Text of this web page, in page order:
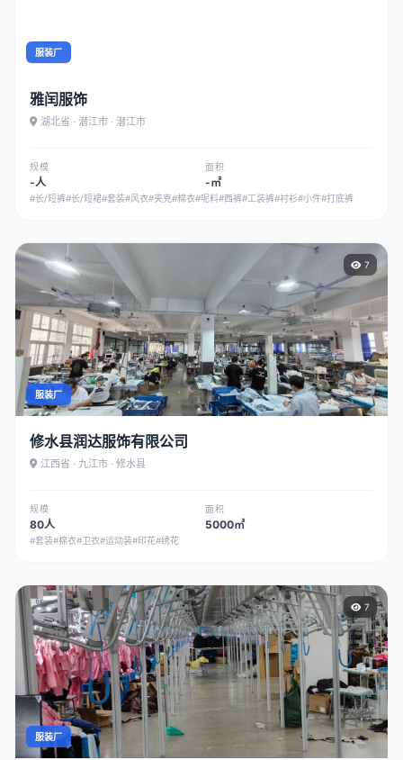
服装厂
雅闰服饰
湖北省 · 潜江市 · 潜江市
规模
-人
面积
-㎡
#长/短裤#长/短裙#套装#风衣#夹克#棉衣#呢料#西裤#工装裤#衬衫#小件#打底裤
7
服装厂
修水县润达服饰有限公司
江西省 · 九江市 · 修水县
规模
80人
面积
5000㎡
#套装#棉衣#卫衣#运动装#印花#绣花
7
服装厂